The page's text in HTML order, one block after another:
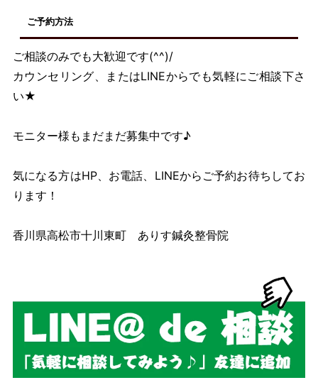
ご予約方法
ご相談のみでも大歓迎です(^^)/
カウンセリング、またはLINEからでも気軽にご相談下さ
い★
モニター様もまだまだ募集中です♪
気になる方はHP、お電話、LINEからご予約お待ちしてお
ります！
香川県高松市十川東町 ありす鍼灸整骨院